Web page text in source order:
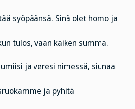
syöpäänsä. Sinä olet homo ja
tulos, vaan kaiken summa.
ja veresi nimessä, siunaa
ja pyhitä